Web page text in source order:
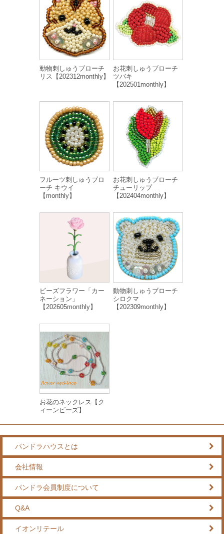
動物刺しゅうブローチ
リス【202312monthly】
お花刺しゅうブローチ
ツバキ
【202501monthly】
フルーツ刺しゅうブロ
ーチ キウイ
【monthly】
お花刺しゅうブローチ
チューリップ
【202404monthly】
ビーズフラワー「カー
ネーション」
【202605monthly】
動物刺しゅうブローチ
シロクマ
【202309monthly】
お花のネックレス【ク
ィーンビーズ】
パンドラハウスとは
会社情報
パンドラ会員制度について
Q&A
イオンリテール